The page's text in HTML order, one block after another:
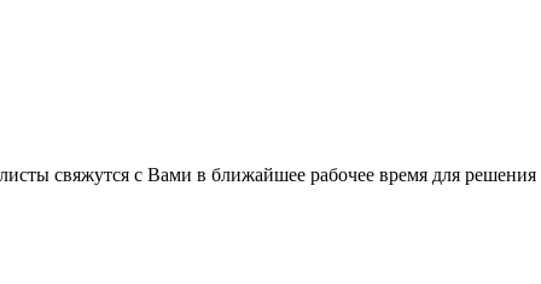
свяжутся с Вами в ближайшее рабочее время для